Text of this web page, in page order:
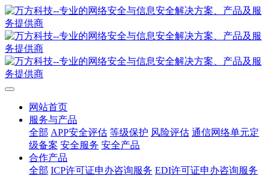
网站首页
服务与产品
全部 APP安全评估 等级保护 风险评估 通信网络单元定
级备案 安全服务 安全产品
合作产品
全部 ICP许可证申办咨询服务 EDI许可证申办咨询服务